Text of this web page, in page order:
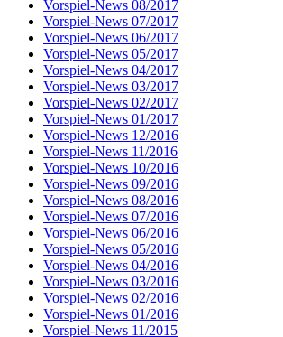
Vorspiel-News 08/2017
Vorspiel-News 07/2017
Vorspiel-News 06/2017
Vorspiel-News 05/2017
Vorspiel-News 04/2017
Vorspiel-News 03/2017
Vorspiel-News 02/2017
Vorspiel-News 01/2017
Vorspiel-News 12/2016
Vorspiel-News 11/2016
Vorspiel-News 10/2016
Vorspiel-News 09/2016
Vorspiel-News 08/2016
Vorspiel-News 07/2016
Vorspiel-News 06/2016
Vorspiel-News 05/2016
Vorspiel-News 04/2016
Vorspiel-News 03/2016
Vorspiel-News 02/2016
Vorspiel-News 01/2016
Vorspiel-News 11/2015